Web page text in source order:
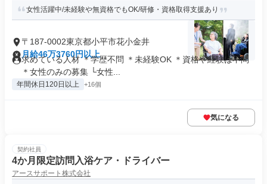
女性活躍中/未経験や無資格でもOK/研修・資格取得支援あり
〒187-0002東京都小平市花小金井
月給46万3760円以上
求めている人材 ＊学歴不問 ＊未経験OK ＊資格や経験は不問
＊女性のみの募集 └女性...
年間休日120日以上 +16個
気になる
契約社員
4か月限定訪問入浴ケア・ドライバー
アースサポート株式会社